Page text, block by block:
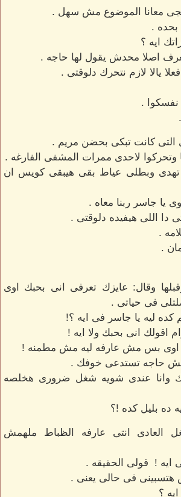
معانا الموضوع مش سهل .
بحده .
ايه ؟
اصلا محدش يقول لها حاجه .
يالا لازم نتحرك دلوقتى .
نفسكوا .
التى كانت تبكى بحضن مريم .
وتحركوا لاحدى ممرات المشفى الفارغه .
وبطلى عياط بقى هيبقى كويس ان
يا جاسر ربنا معاه .
دا اللى هيفيده دلوقتى .
.
.
وقال: عايزك تعرفى انى بحبك اوى
فى حياتى .
كده ليه يا جاسر فى ايه ؟!
انى بحبك ولا ايه !
اوى بس مش عارفه ليه مش مطمنه !
حاجه تستدعى خوفك .
وانا عندى شويه شغل ضرورى هخلصه
ده بليل كده !؟
العادى انتى عارفه الظباط ملهمش
! قولى الحقيقه .
فى حالى يعنى .
؟